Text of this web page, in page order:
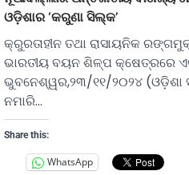
ଓଡ଼ିଶାର ‘କରୁଣା ସିଲ୍କ’
କ୍ରୁରତାହୀନ ତଥା ରାସାୟନିକ
ଭାରତୀୟ ବୟନ ଶିଳ୍ପ
ଭୁବନେଶ୍ୱର,୨୩/୧୧/୨୦୨୪ (ଓଡ଼ିଶା
ନମାରି…
Share this:
WhatsApp